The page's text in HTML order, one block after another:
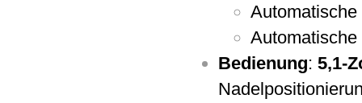
Automatische
Automatische
Bedienung: 5,1-